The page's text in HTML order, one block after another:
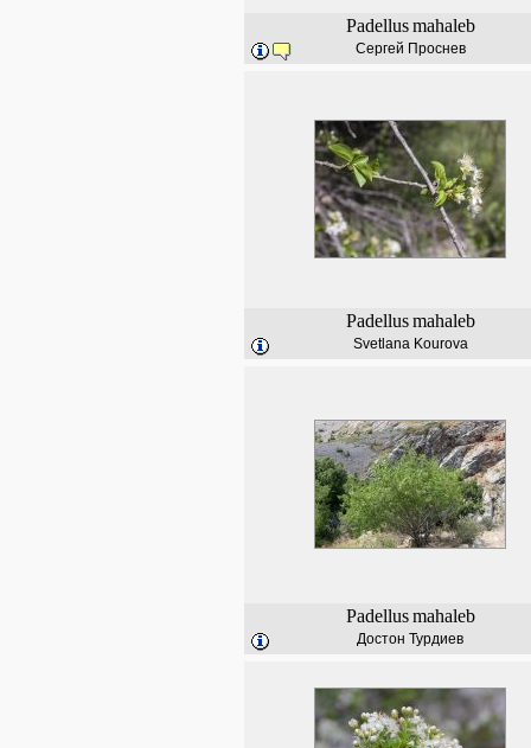
Padellus mahaleb
Сергей Проснев
Padellus mahaleb
Svetlana Kourova
Padellus mahaleb
Достон Турдиев